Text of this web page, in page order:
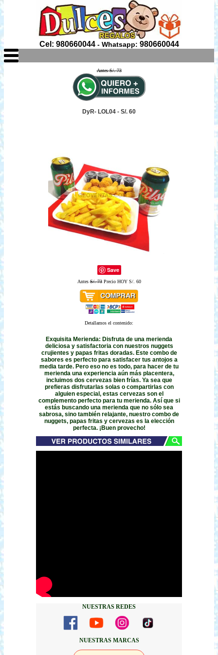
Cel: 980660044- Whatsapp: 980660044
Antes S/. 73
DyR- LOL04 - S/. 60
Save
AntesS/. 73Precio HOY S/. 60
Detallamos el contenido:
Exquisita Merienda: Disfruta de una merienda
deliciosa y satisfactoria con nuestros nuggets
crujientes y papas fritas doradas. Este combo de
sabores es perfecto para satisfacer tus antojos a
media tarde. Pero eso no es todo, para hacer de tu
merienda una experiencia aún más placentera,
incluimos dos cervezas bien frías. Ya sea que
prefieras disfrutarlas solas o compartirlas con
alguien especial, estas cervezas son el
complemento perfecto para tu merienda. Así que si
estás buscando una merienda que no sólo sea
sabrosa, sino también relajante, nuestro combo de
nuggets, papas fritas y cervezas es la elección
perfecta. ¡Buen provecho!
NUESTRAS REDES
NUESTRAS MARCAS